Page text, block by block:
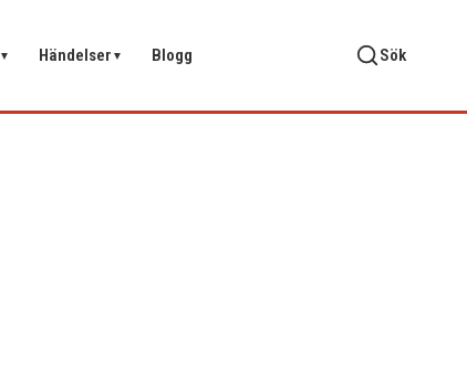
▼ Händelser ▼ Blogg Sök